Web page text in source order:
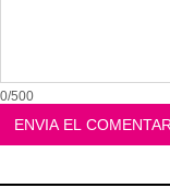
0/500